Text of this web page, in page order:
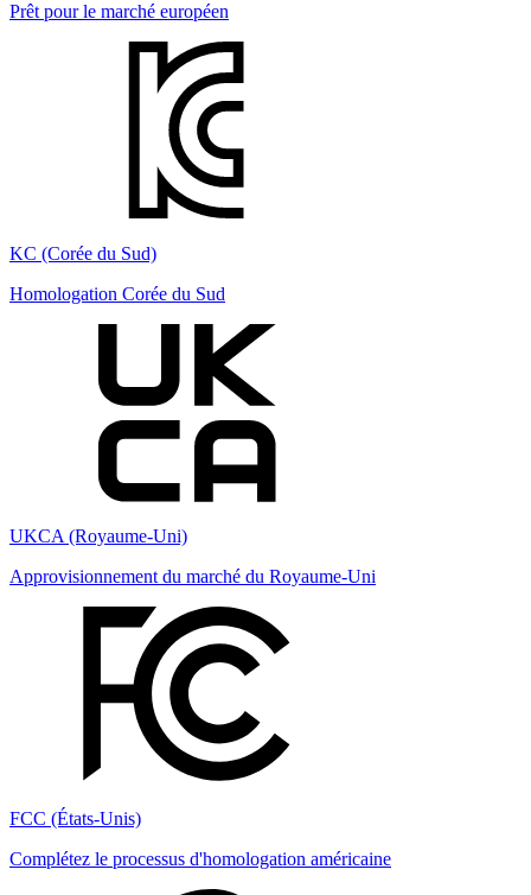
Prêt pour le marché européen
KC (Corée du Sud)
Homologation Corée du Sud
UKCA (Royaume-Uni)
Approvisionnement du marché du Royaume-Uni
FCC (États-Unis)
Complétez le processus d'homologation américaine